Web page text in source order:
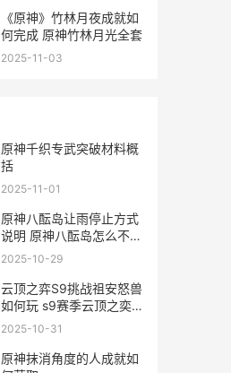
《原神》竹林月夜成就如
何完成 原神竹林月光全套
2025-11-03
原神千织专武突破材料概
括
2025-11-01
原神八酝岛让雨停止方式
说明 原神八酝岛怎么不下
雨
2025-10-29
云顶之弈S9挑战祖安怒兽
如何玩 s9赛季云顶之奕阵
容攻略
2025-10-31
原神抹消角度的人成就如